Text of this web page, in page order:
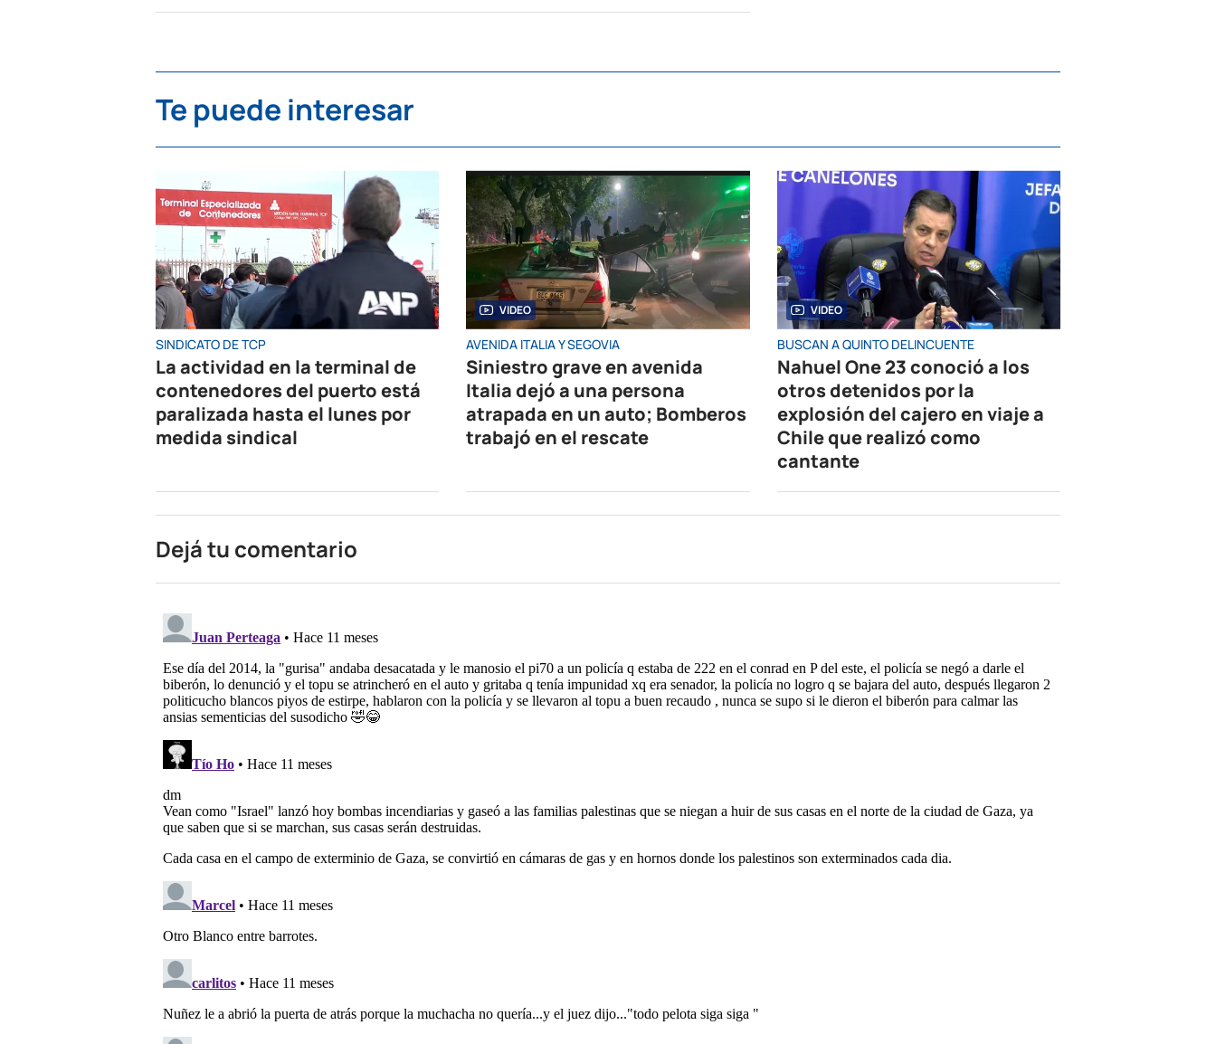
Te puede interesar
SINDICATO DE TCP
La actividad en la terminal de
contenedores del puerto está
paralizada hasta el lunes por
medida sindical
VIDEO
AVENIDA ITALIA Y SEGOVIA
Siniestro grave en avenida
Italia dejó a una persona
atrapada en un auto; Bomberos
trabajó en el rescate
VIDEO
BUSCAN A QUINTO DELINCUENTE
Nahuel One 23 conoció a los
otros detenidos por la
explosión del cajero en viaje a
Chile que realizó como
cantante
Dejá tu comentario